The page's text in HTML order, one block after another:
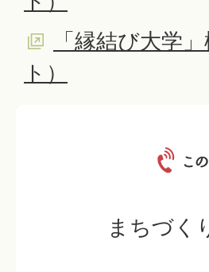
「縁結び大学
ト）
まちづく